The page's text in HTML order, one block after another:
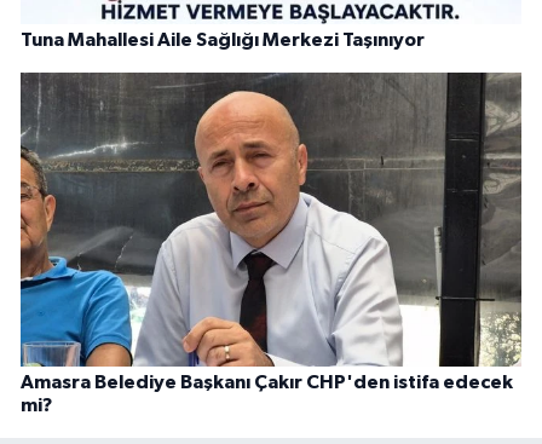
Tuna Mahallesi Aile Sağlığı Merkezi Taşınıyor
Amasra Belediye Başkanı Çakır CHP'den istifa edecek
mi?